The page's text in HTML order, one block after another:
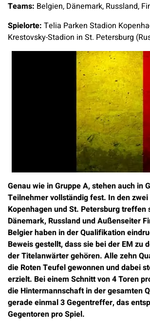
Teams: Belgien, Dänemark, Russland,
Spielorte: Telia Parken Stadion
Krestovsky-Stadion in St. Petersburg
Genau wie in Gruppe A, stehen auch in
Teilnehmer vollständig fest. In den
Kopenhagen und St. Petersburg treffen
Dänemark, Russland und Außenseiter
Belgier haben in der Qualifikation
Beweis gestellt, dass sie bei der EM zu
der Titelanwärter gehören. Alle zehn
die Roten Teufel gewonnen und dabei
erzielt. Bei einem Schnitt von 4 Toren
die Hintermannschaft in der gesamten
gerade einmal 3 Gegentreffer, das
Gegentoren pro Spiel.